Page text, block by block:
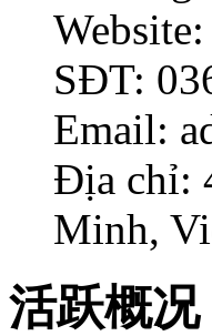
SĐT:
Email:
Địa chỉ:
Minh,
活跃概况